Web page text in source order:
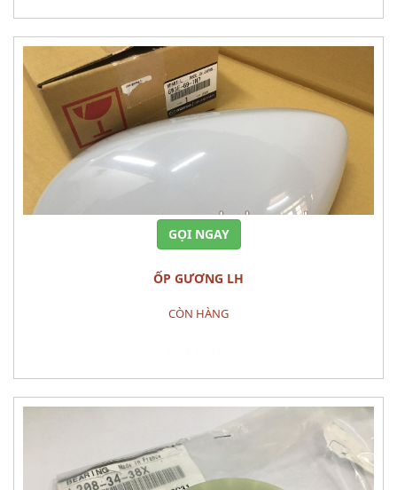
GỌI NGAY
ỐP GƯƠNG LH
CÒN HÀNG